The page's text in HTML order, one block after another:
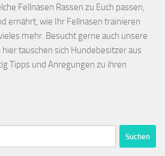
Fellnasen Rassen zu Euch passen,
ernährt, wie Ihr Fellnasen trainieren
mehr. Besucht gerne auch unsere
hier tauschen sich Hundebesitzer aus
Tipps und Anregungen zu ihren